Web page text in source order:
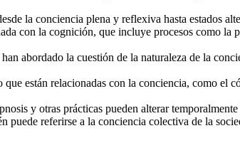
la conciencia plena y reflexiva hasta estados
con la cognición, que incluye procesos como
abordado la cuestión de la naturaleza de la
que están relacionadas con la conciencia, como
y otras prácticas pueden alterar
puede referirse a la conciencia colectiva de la